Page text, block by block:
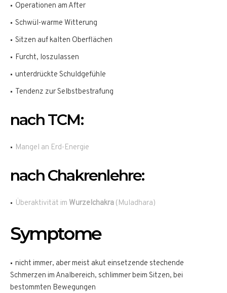
Operationen am After
Schwül-warme Witterung
Sitzen auf kalten Oberflächen
Furcht, loszulassen
unterdrückte Schuldgefühle
Tendenz zur Selbstbestrafung
nach TCM:
Mangel an Erd-Energie
nach Chakrenlehre:
Überaktivität im Wurzelchakra (Muladhara)
Symptome
nicht immer, aber meist akut einsetzende stechende
Schmerzen im Analbereich, schlimmer beim Sitzen, bei
bestommten Bewegungen